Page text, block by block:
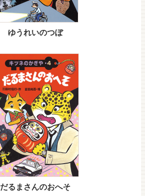
ゆうれいのつぼ
だるまさんのおへそ